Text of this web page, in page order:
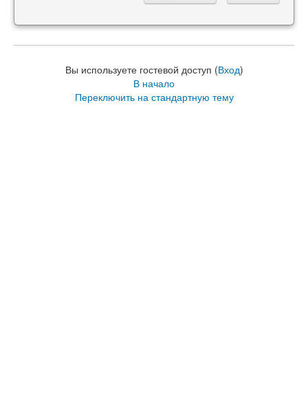
Вы используете гостевой доступ (Вход)
В начало
Переключить на стандартную тему